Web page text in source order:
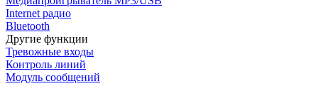
Internet радио
Bluetooth
Другие функции
Тревожные входы
Контроль линий
Модуль сообщений